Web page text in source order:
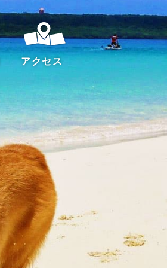
アクセス